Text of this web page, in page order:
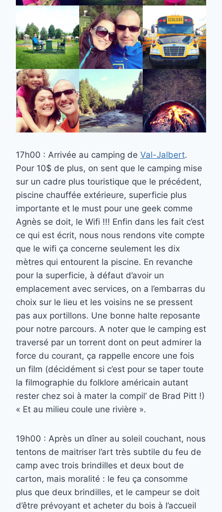
17h00 : Arrivée au camping de Val-Jalbert.
Pour 10$ de plus, on sent que le camping mise
sur un cadre plus touristique que le précédent,
piscine chauffée extérieure, superficie plus
importante et le must pour une geek comme
Agnès se doit, le Wifi !!! Enfin dans les fait c’est
ce qui est écrit, nous nous rendons vite compte
que le wifi ça concerne seulement les dix
mètres qui entourent la piscine. En revanche
pour la superficie, à défaut d’avoir un
emplacement avec services, on a l’embarras du
choix sur le lieu et les voisins ne se pressent
pas aux portillons. Une bonne halte reposante
pour notre parcours. A noter que le camping est
traversé par un torrent dont on peut admirer la
force du courant, ça rappelle encore une fois
un film (décidément si c’est pour se taper toute
la filmographie du folklore américain autant
rester chez soi à mater la compil’ de Brad Pitt !)
« Et au milieu coule une rivière ».
19h00 : Après un dîner au soleil couchant, nous
tentons de maitriser l’art très subtile du feu de
camp avec trois brindilles et deux bout de
carton, mais moralité : le feu ça consomme
plus que deux brindilles, et le campeur se doit
d’être prévoyant et acheter du bois à l’accueil